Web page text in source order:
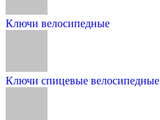
Ключи велосипедные
Ключи спицевые велосипедные